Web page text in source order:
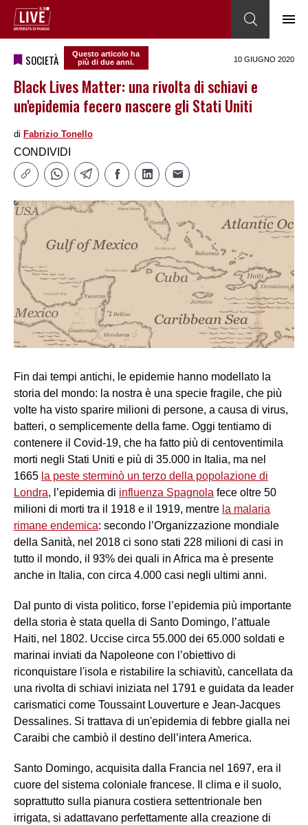
SOCIETÀ
Questo articolo ha
più di due anni.
10 GIUGNO 2020
Black Lives Matter: una rivolta di schiavi e
un'epidemia fecero nascere gli Stati Uniti
di Fabrizio Tonello
CONDIVIDI
Fin dai tempi antichi, le epidemie hanno modellato la
storia del mondo: la nostra è una specie fragile, che più
volte ha visto sparire milioni di persone, a causa di virus,
batteri, o semplicemente della fame. Oggi tentiamo di
contenere il Covid-19, che ha fatto più di centoventimila
morti negli Stati Uniti e più di 35.000 in Italia, ma nel
1665 la peste sterminò un terzo della popolazione di
Londra, l’epidemia di influenza Spagnola fece oltre 50
milioni di morti tra il 1918 e il 1919, mentre la malaria
rimane endemica: secondo l’Organizzazione mondiale
della Sanità, nel 2018 ci sono stati 228 milioni di casi in
tutto il mondo, il 93% dei quali in Africa ma è presente
anche in Italia, con circa 4.000 casi negli ultimi anni.
Dal punto di vista politico, forse l’epidemia più importante
della storia è stata quella di Santo Domingo, l’attuale
Haiti, nel 1802. Uccise circa 55.000 dei 65.000 soldati e
marinai inviati da Napoleone con l’obiettivo di
riconquistare l'isola e ristabilire la schiavitù, cancellata da
una rivolta di schiavi iniziata nel 1791 e guidata da leader
carismatici come Toussaint Louverture e Jean-Jacques
Dessalines. Si trattava di un'epidemia di febbre gialla nei
Caraibi che cambiò il destino dell’intera America.
Santo Domingo, acquisita dalla Francia nel 1697, era il
cuore del sistema coloniale francese. Il clima e il suolo,
soprattutto sulla pianura costiera settentrionale ben
irrigata, si adattavano perfettamente alla creazione di